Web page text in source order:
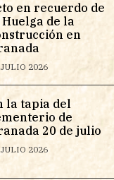
en recuerdo de
de la
en
2026
la tapia del
de
20 de julio
2026